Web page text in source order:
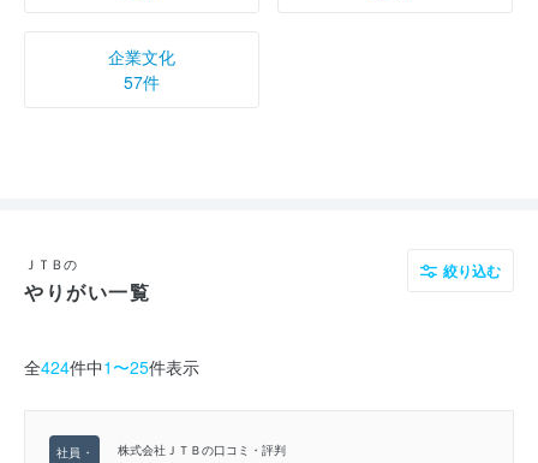
企業文化
57件
ＪＴＢの
やりがい一覧
絞り込む
全424件中1〜25件表示
株式会社ＪＴＢの口コミ・評判